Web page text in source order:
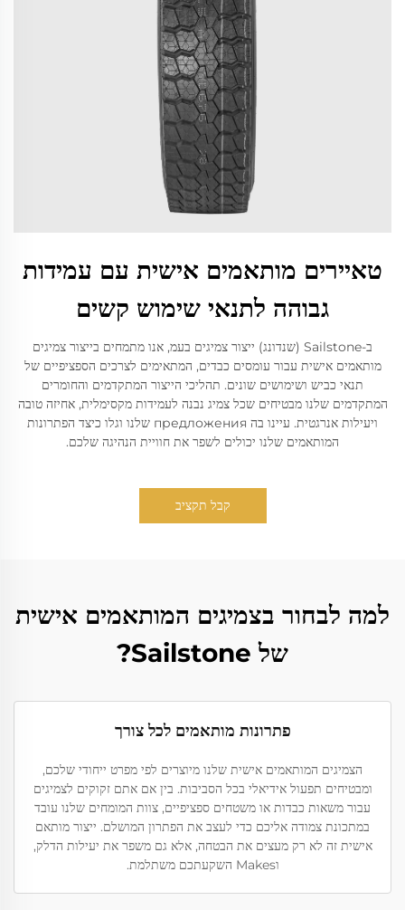
טאיירים מותאמים אישית עם עמידות
גבוהה לתנאי שימוש קשים
ב-Sailstone (שנדונג) ייצור צמיגים בעמ, אנו מתמחים בייצור צמיגים
מותאמים אישית עבור עומסים כבדים, המתאימים לצרכים הספציפיים של
תנאי כביש ושימושים שונים. תהליכי הייצור המתקדמים והחומרים
המתקדמים שלנו מבטיחים שכל צמיג נבנה לעמידות מקסימלית, אחיזה טובה
ויעילות אנרגטית. עיינו בה предложения שלנו וגלו כיצד הפתרונות
המותאמים שלנו יכולים לשפר את חוויית הנהיגה שלכם.
קבל תקציב
למה לבחור בצמיגים המותאמים אישית
של Sailstone?
פתרונות מותאמים לכל צורך
הצמיגים המותאמים אישית שלנו מיוצרים לפי מפרט ייחודי שלכם,
ומבטיחים תפעול אידיאלי בכל הסביבות. בין אם אתם זקוקים לצמיגים
עבור משאות כבדות או משטחים ספציפיים, צוות המומחים שלנו עובד
במתכונת צמודה אליכם כדי לעצב את הפתרון המושלם. ייצור מותאם
אישית זה לא רק מעצים את הבטחה, אלא גם משפר את יעילות הדלק,
וMakes השקעתכם משתלמת.